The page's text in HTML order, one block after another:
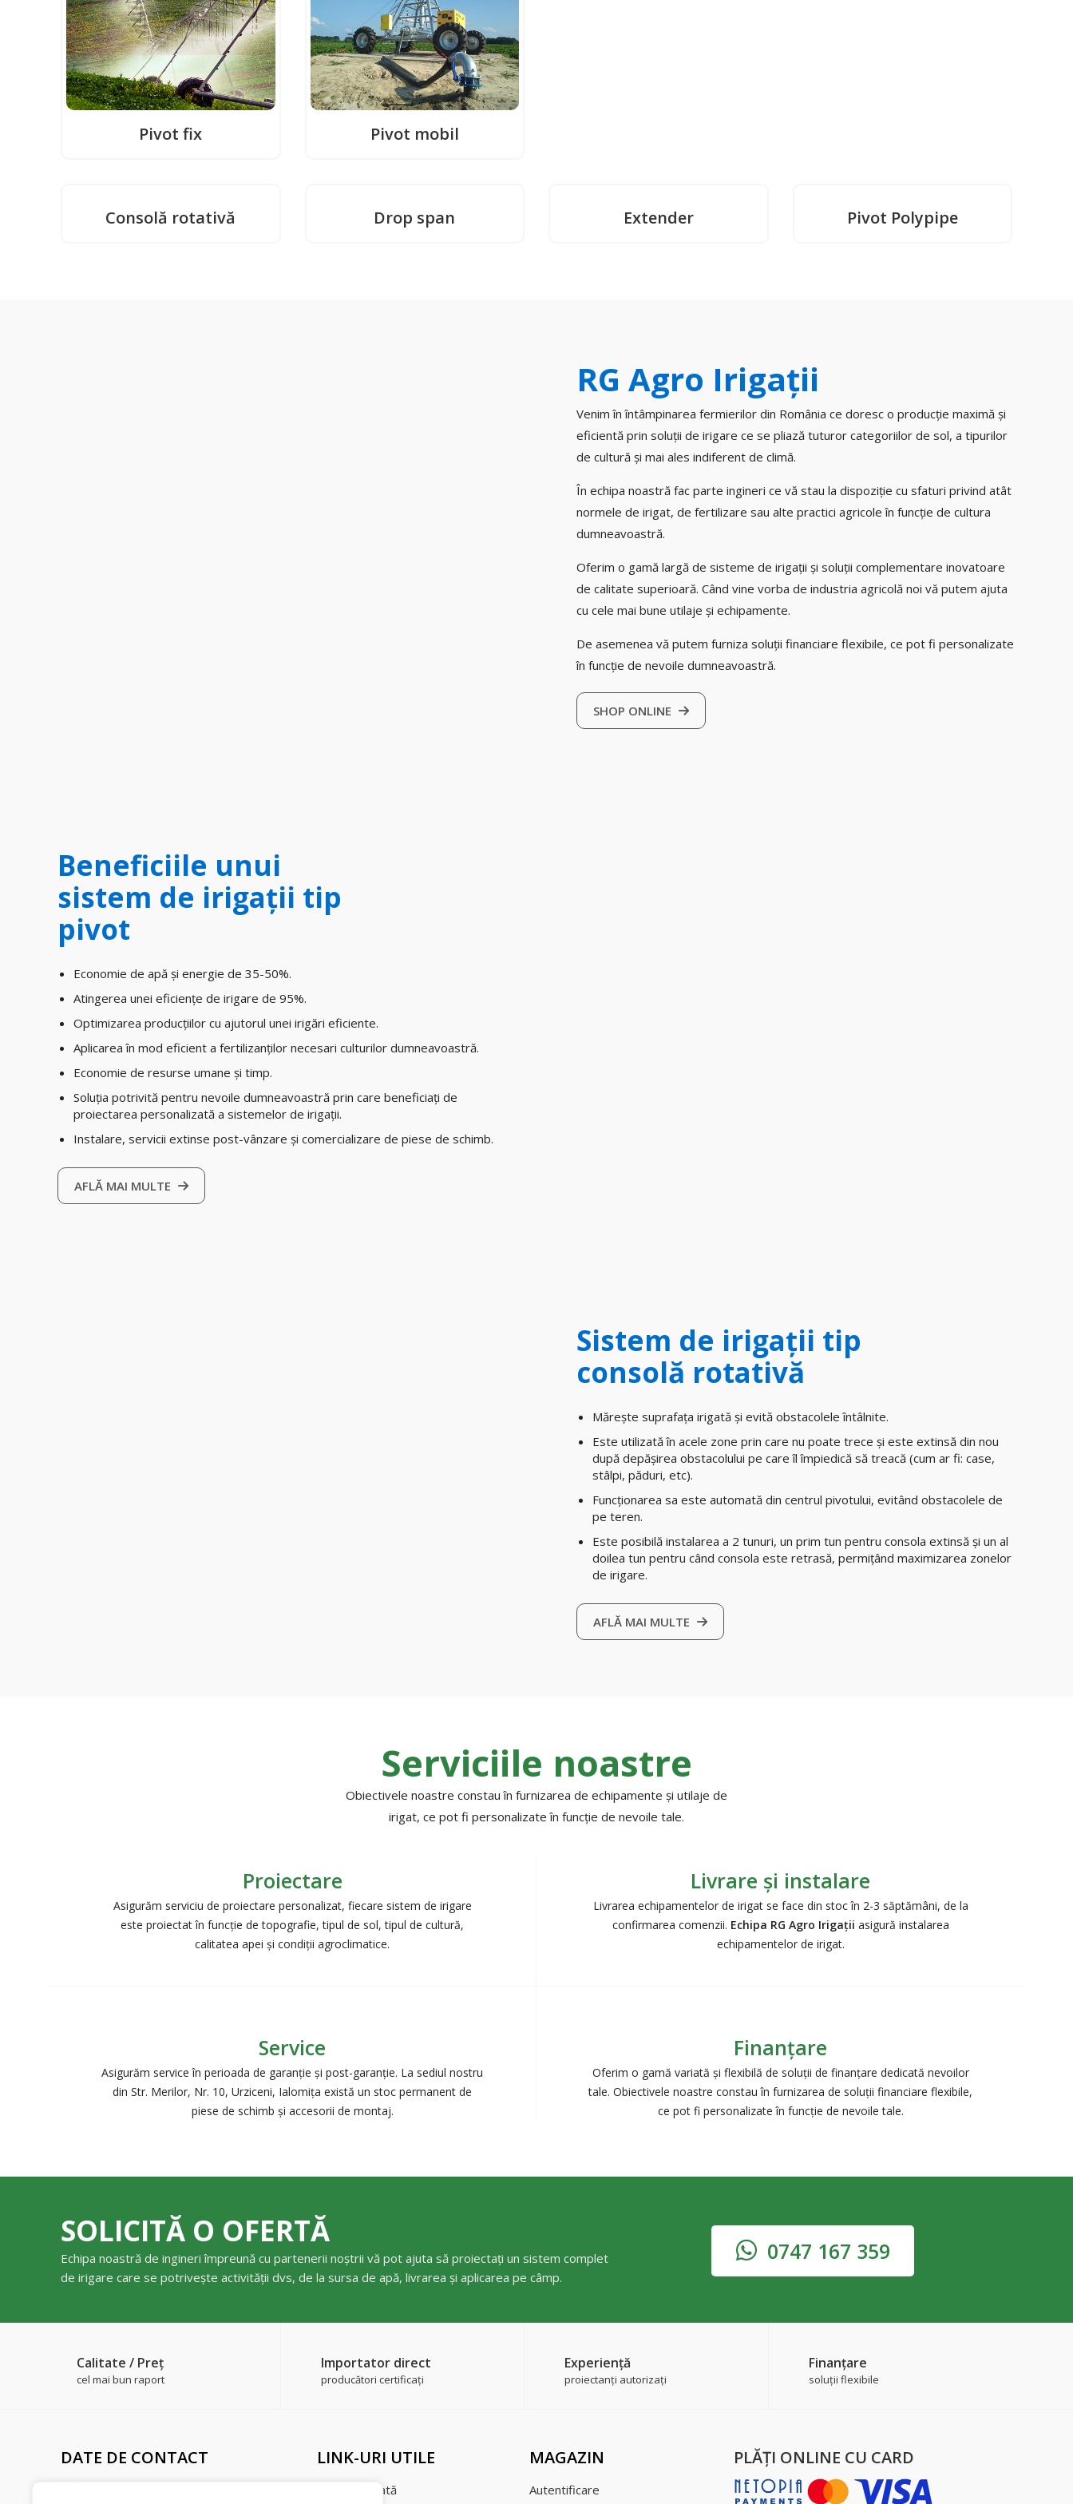
Pivot fix Pivot mobil
Consolă rotativă Drop span Extender Pivot Polypipe
RG Agro Irigaţii
Venim în întâmpinarea fermierilor din România ce doresc o producție maximă și
eficientă prin soluții de irigare ce se pliază tuturor categoriilor de sol, a tipurilor
de cultură și mai ales indiferent de climă.
În echipa noastră fac parte ingineri ce vă stau la dispoziție cu sfaturi privind atât
normele de irigat, de fertilizare sau alte practici agricole în funcție de cultura
dumneavoastră.
Oferim o gamă largă de sisteme de irigații și soluții complementare inovatoare
de calitate superioară. Când vine vorba de industria agricolă noi vă putem ajuta
cu cele mai bune utilaje și echipamente.
De asemenea vă putem furniza soluții financiare flexibile, ce pot fi personalizate
în funcție de nevoile dumneavoastră.
SHOP ONLINE
Beneficiile unui
sistem de irigații tip
pivot
Economie de apă și energie de 35-50%.
Atingerea unei eficiențe de irigare de 95%.
Optimizarea producțiilor cu ajutorul unei irigări eficiente.
Aplicarea în mod eficient a fertilizanților necesari culturilor dumneavoastră.
Economie de resurse umane și timp.
Soluția potrivită pentru nevoile dumneavoastră prin care beneficiați de
proiectarea personalizată a sistemelor de irigații.
Instalare, servicii extinse post-vânzare și comercializare de piese de schimb.
AFLĂ MAI MULTE
Sistem de irigații tip
consolă rotativă
Mărește suprafața irigată și evită obstacolele întâlnite.
Este utilizată în acele zone prin care nu poate trece și este extinsă din nou
după depășirea obstacolului pe care îl împiedică să treacă (cum ar fi: case,
stâlpi, păduri, etc).
Funcționarea sa este automată din centrul pivotului, evitând obstacolele de
pe teren.
Este posibilă instalarea a 2 tunuri, un prim tun pentru consola extinsă și un al
doilea tun pentru când consola este retrasă, permițând maximizarea zonelor
de irigare.
AFLĂ MAI MULTE
Serviciile noastre
Obiectivele noastre constau în furnizarea de echipamente şi utilaje de
irigat, ce pot fi personalizate în funcție de nevoile tale.
Proiectare
Asigurăm serviciu de proiectare personalizat, fiecare sistem de irigare
este proiectat în funcție de topografie, tipul de sol, tipul de cultură,
calitatea apei și condiții agroclimatice.
Livrare și instalare
Livrarea echipamentelor de irigat se face din stoc în 2-3 săptămâni, de la
confirmarea comenzii. Echipa RG Agro Irigații asigură instalarea
echipamentelor de irigat.
Service
Asigurăm service în perioada de garanție și post-garanție. La sediul nostru
din Str. Merilor, Nr. 10, Urziceni, Ialomiţa există un stoc permanent de
piese de schimb și accesorii de montaj.
Finanțare
Oferim o gamă variată și flexibilă de soluții de finanțare dedicată nevoilor
tale. Obiectivele noastre constau în furnizarea de soluții financiare flexibile,
ce pot fi personalizate în funcție de nevoile tale.
SOLICITĂ O OFERTĂ
Echipa noastră de ingineri împreună cu partenerii noștrii vă pot ajuta să proiectați un sistem complet
de irigare care se potrivește activității dvs, de la sursa de apă, livrarea și aplicarea pe câmp.
0747 167 359
Calitate / Preţ
cel mai bun raport
Importator direct
producători certificaţi
Experienţă
proiectanți autorizați
Finanțare
soluții flexibile
DATE DE CONTACT LINK-URI UTILE
Livrare şi plată
MAGAZIN
Autentificare
PLĂŢI ONLINE CU CARD